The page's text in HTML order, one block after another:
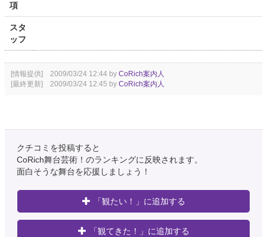
項
スタ
ッフ
[情報提供] 2009/03/24 12:44 by CoRich案内人
[最終更新] 2009/03/24 12:45 by CoRich案内人
クチコミを投稿すると
CoRich舞台芸術！のランキングに反映されます。
面白そうな舞台を応援しましょう！
「観たい！」に追加する
「観てきた！」に追加する